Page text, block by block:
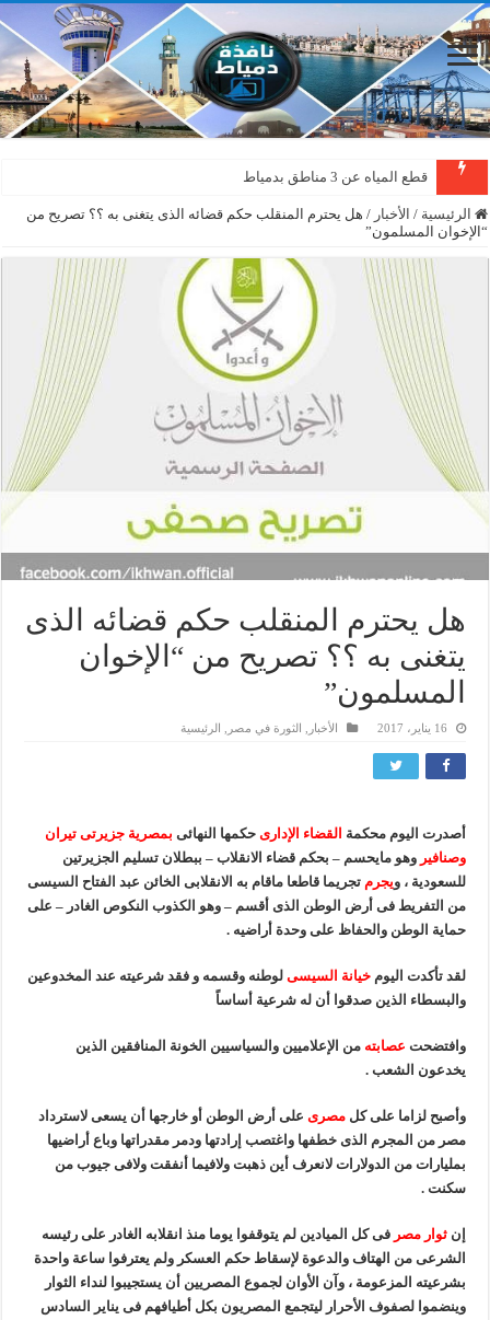
قطع المياه عن 3 مناطق بدمياط
الرئيسية / الأخبار / هل يحترم المنقلب حكم قضائه الذى يتغنى به ؟؟ تصريح من
“الإخوان المسلمون”
هل يحترم المنقلب حكم قضائه الذى
يتغنى به ؟؟ تصريح من “الإخوان
المسلمون”
16 يناير، 2017 الأخبار الثورة في مصر الرئيسية
أصدرت اليوم محكمة القضاء الإدارى حكمها النهائى بمصرية جزيرتى تيران
وصنافير وهو مايحسم – بحكم قضاء الانقلاب – ببطلان تسليم الجزيرتين
للسعودية ، ويجرم تجريما قاطعا ماقام به الانقلابى الخائن عبد الفتاح السيسى
من التفريط فى أرض الوطن الذى أقسم – وهو الكذوب النكوص الغادر – على
حماية الوطن والحفاظ على وحدة أراضيه .
لقد تأكدت اليوم خيانة السيسى لوطنه وقسمه و فقد شرعيته عند المخدوعين
والبسطاء الذين صدقوا أن له شرعية أساساً
وافتضحت عصابته من الإعلاميين والسياسيين الخونة المنافقين الذين
يخدعون الشعب .
وأصبح لزاما على كلمصرى على أرض الوطن أو خارجها أن يسعى لاسترداد
مصر من المجرم الذى خطفها واغتصب إرادتها ودمر مقدراتها وباع أراضيها
بمليارات من الدولارات لانعرف أين ذهبت ولافيما أنفقت ولافى جيوب من
سكنت .
إنثوار مصر فى كل الميادين لم يتوقفوا يوما منذ انقلابه الغادر على رئيسه
الشرعى من الهتاف والدعوة لإسقاط حكم العسكر ولم يعترفوا ساعة واحدة
بشرعيته المزعومة ، وآن الأوان لجموع المصريين أن يستجيبوا لنداء الثوار
وينضموا لصفوف الأحرار ليتجمع المصريون بكل أطيافهم فى يناير السادس